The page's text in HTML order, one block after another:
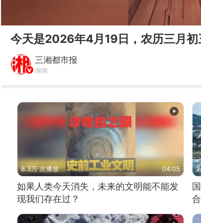
今天是2026年4月19日，农历三月初
三湘都市报
湖南
8.3万 次播放 04:05
如果人类今天消失，未来的文明能不能发
现我们存在过？